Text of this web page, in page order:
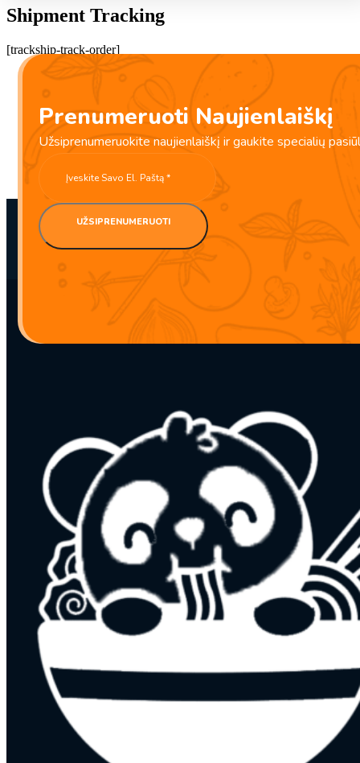
Shipment Tracking
[trackship-track-order]
Prenumeruoti Naujienlaiškį
Užsiprenumeruokite naujienlaiškį ir gaukite specialių
UŽSIPRENUMERUOTI